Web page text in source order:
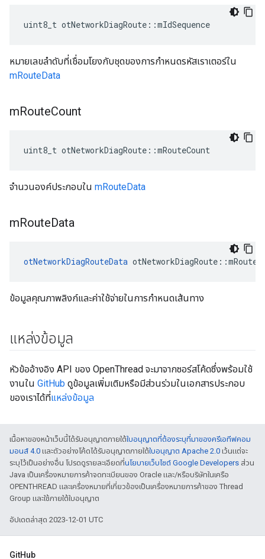
uint8_t otNetworkDiagRoute ::mIdSequence
หมายเลขลำดับที่เชื่อมโยงกับชุดของการกำหนดรหัสเราเตอร์ใน
mRouteData
mRouteCount
uint8_t otNetworkDiagRoute ::mRouteCount
จำนวนองค์ประกอบใน mRouteData
mRouteData
otNetworkDiagRouteData otNetworkDiagRoute ::
ข้อมูลคุณภาพลิงก์และค่าใช้จ่ายในการกำหนดเส้นทาง
แหล่งข้อมูล
หัวข้ออ้างอิง API ของ OpenThread จะมาจากซอร์สโค้ดซึ่งพร้อมใช้
งานใน GitHub ดูข้อมูลเพิ่มเติมหรือมีส่วนร่วมในเอกสารประกอบ
ของเราได้ที่แหล่งข้อมูล
เนื้อหาของหน้าเว็บนี้ได้รับอนุญาตภายใต้ใบอนุญาตที่ต้องระบุที่มาของครีเอทีฟคอม
มอนส์ 4.0 และตัวอย่างโค้ดได้รับอนุญาตภายใต้ใบอนุญาต Apache 2.0 เว้นแต่จะ
ระบุไว้เป็นอย่างอื่น โปรดดูรายละเอียดที่นโยบายเว็บไซต์ Google Developers ส่วน
Java เป็นเครื่องหมายการค้าจดทะเบียนของ Oracle และ/หรือบริษัทในเครือ
OPENTHREAD และเครื่องหมายที่เกี่ยวข้องเป็นเครื่องหมายการค้าของ Thread
Group และใช้ภายใต้ใบอนุญาต
อัปเดตล่าสุด 2023-12-01 UTC
GitHub